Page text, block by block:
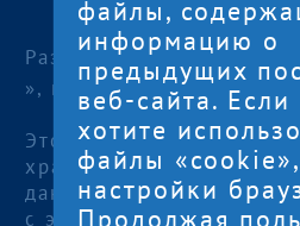
© 2012—2024
Разработка и поддержка
», г. Петрозаводск
Этот сайт использует
хранения данных.
данный сайт, Вы даете
с этими файлами.
файлы,
информацию о
предыдущих
веб-сайта.
хотите
файлы
настройки
Продолжая